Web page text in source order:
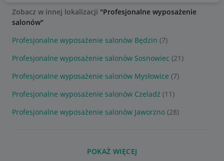
Zobacz w innej lokalizacji "Profesjonalne wyposażenie
salonów"
Profesjonalne wyposażenie salonów Będzin (7)
Profesjonalne wyposażenie salonów Sosnowiec (21)
Profesjonalne wyposażenie salonów Mysłowice (7)
Profesjonalne wyposażenie salonów Czeladź (11)
Profesjonalne wyposażenie salonów Jaworzno (28)
POKAŻ WIĘCEJ